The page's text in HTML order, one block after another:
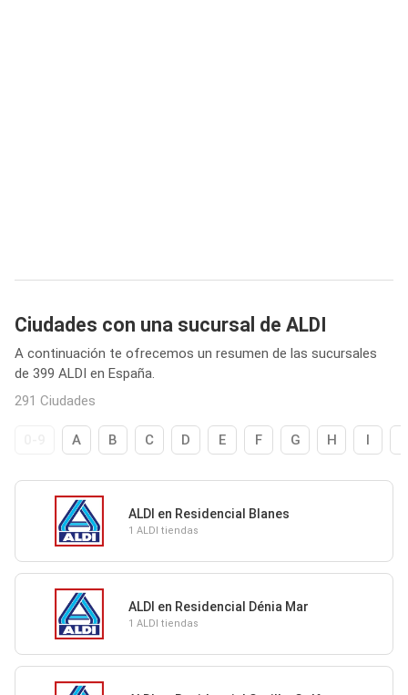
Ciudades con una sucursal de ALDI
A continuación te ofrecemos un resumen de las sucursales
de 399 ALDI en España.
291 Ciudades
A B C D E F G H I
ALDI en Residencial Blanes
1 ALDI tiendas
ALDI en Residencial Dénia Mar
1 ALDI tiendas